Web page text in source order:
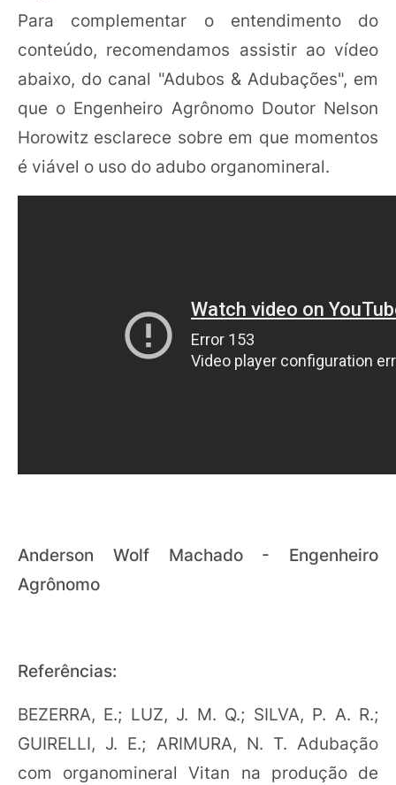
Para complementar o entendimento do
conteúdo, recomendamos assistir ao vídeo
abaixo, do canal "Adubos & Adubações", em
que o Engenheiro Agrônomo Doutor Nelson
Horowitz esclarece sobre em que momentos
é viável o uso do adubo organomineral.
Anderson Wolf Machado - Engenheiro
Agrônomo
Referências:
BEZERRA, E.; LUZ, J. M. Q.; SILVA, P. A. R.;
GUIRELLI, J. E.; ARIMURA, N. T. Adubação
com organomineral Vitan na produção de